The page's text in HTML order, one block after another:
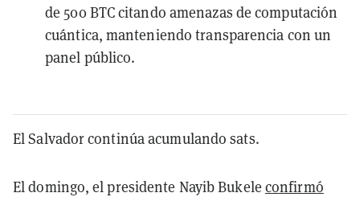
de 500 BTC citando amenazas de computación
cuántica, manteniendo transparencia con un
panel público.
El Salvador continúa acumulando sats.
El domingo, el presidente Nayib Bukele confirmó